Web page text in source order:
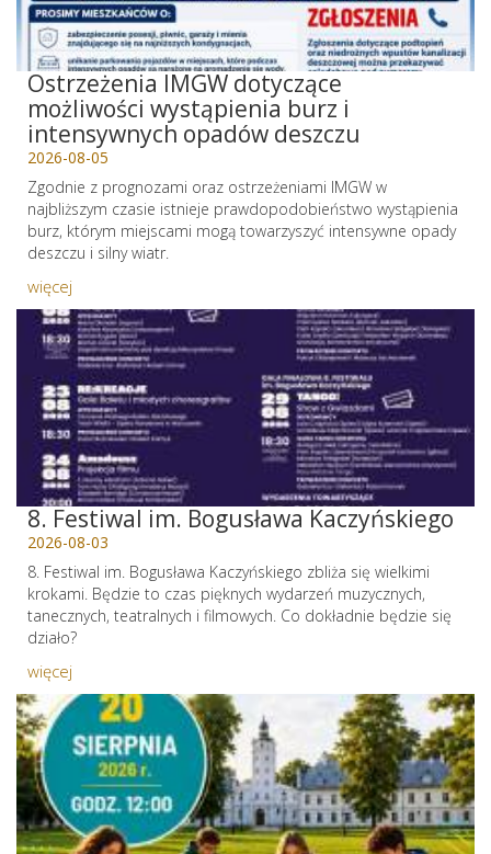
Ostrzeżenia IMGW dotyczące
możliwości wystąpienia burz i
intensywnych opadów deszczu
2026-08-05
Zgodnie z prognozami oraz ostrzeżeniami IMGW w
najbliższym czasie istnieje prawdopodobieństwo wystąpienia
burz, którym miejscami mogą towarzyszyć intensywne opady
deszczu i silny wiatr.
więcej
8. Festiwal im. Bogusława Kaczyńskiego
2026-08-03
8. Festiwal im. Bogusława Kaczyńskiego zbliża się wielkimi
krokami. Będzie to czas pięknych wydarzeń muzycznych,
tanecznych, teatralnych i filmowych. Co dokładnie będzie się
działo?
więcej